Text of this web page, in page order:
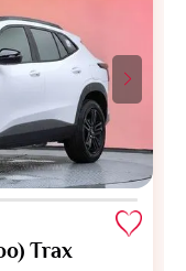
Trax